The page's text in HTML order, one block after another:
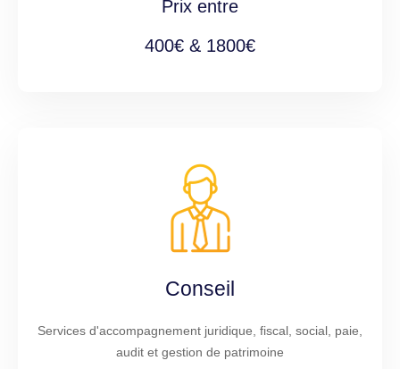
Prix entre
400€ & 1800€
Conseil
Services d'accompagnement juridique, fiscal, social, paie,
audit et gestion de patrimoine